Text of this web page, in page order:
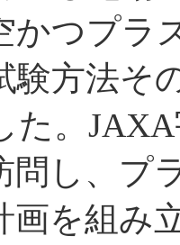
かつプラ
験方法そ
た。
問し、プ
画を組み